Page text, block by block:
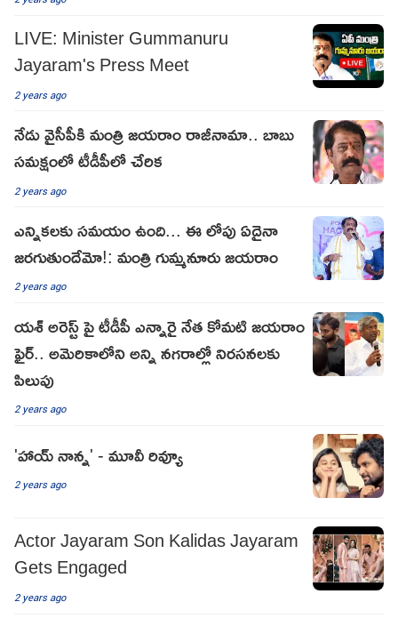
LIVE: Minister Gummanuru
Jayaram's Press Meet
2 years ago
నేడు వైసీపీకి మంత్రి జయరాం రాజీనామా.. బాబు
సమక్షంలో టీడీపీలో చేరిక
2 years ago
ఎన్నికలకు సమయం ఉంది... ఈ లోపు ఏదైనా
జరగుతుందేమో!: మంత్రి గుమ్మనూరు జయరాం
2 years ago
యశ్ అరెస్ట్ పై టీడీపీ ఎన్నారై నేత కోమటి జయరాం
ఫైర్.. అమెరికాలోని అన్ని నగరాల్లో నిరసనలకు
పిలుపు
2 years ago
'హాయ్ నాన్న' - మూవీ రివ్యూ
2 years ago
Actor Jayaram Son Kalidas Jayaram
Gets Engaged
2 years ago